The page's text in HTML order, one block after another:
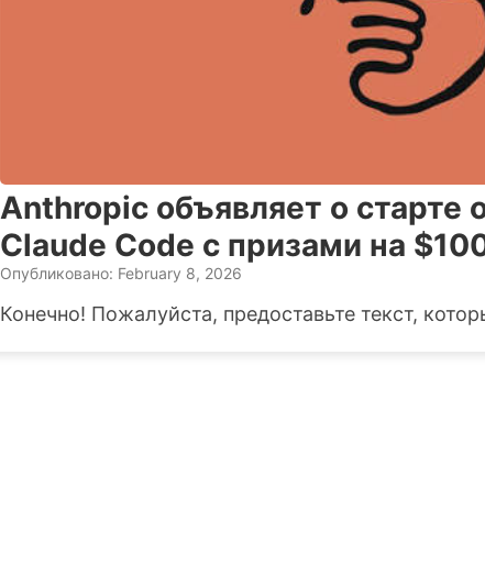
Anthropic объявляет о старте
Claude Code с призами на
Опубликовано: February 8, 2026
Конечно! Пожалуйста, предоставьте текст,